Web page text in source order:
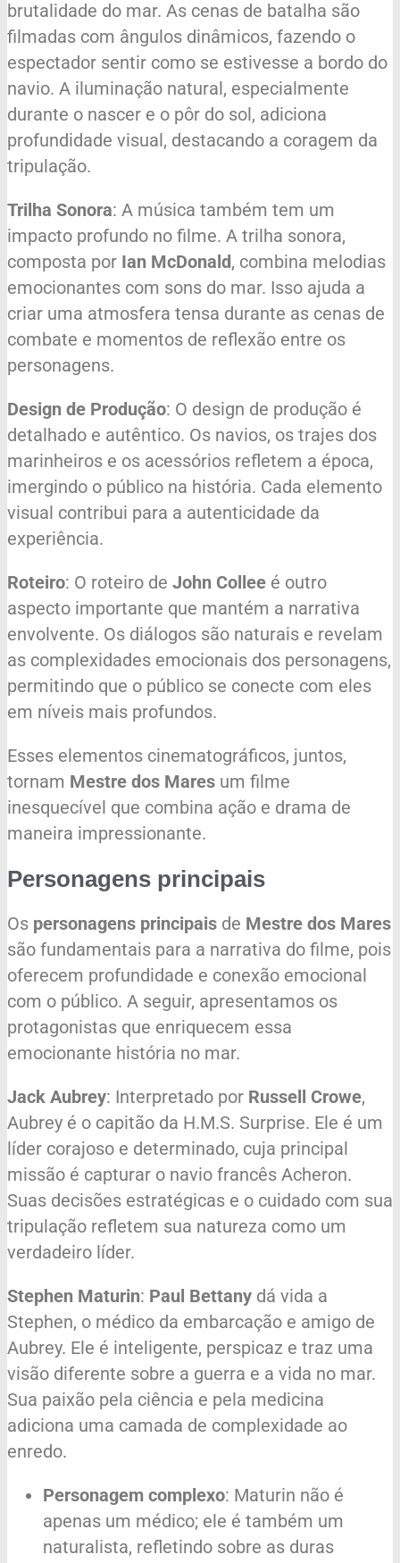
brutalidade do mar. As cenas de batalha são
filmadas com ângulos dinâmicos, fazendo o
espectador sentir como se estivesse a bordo do
navio. A iluminação natural, especialmente
durante o nascer e o pôr do sol, adiciona
profundidade visual, destacando a coragem da
tripulação.
Trilha Sonora: A música também tem um
impacto profundo no filme. A trilha sonora,
composta por Ian McDonald, combina melodias
emocionantes com sons do mar. Isso ajuda a
criar uma atmosfera tensa durante as cenas de
combate e momentos de reflexão entre os
personagens.
Design de Produção: O design de produção é
detalhado e autêntico. Os navios, os trajes dos
marinheiros e os acessórios refletem a época,
imergindo o público na história. Cada elemento
visual contribui para a autenticidade da
experiência.
Roteiro: O roteiro de John Collee é outro
aspecto importante que mantém a narrativa
envolvente. Os diálogos são naturais e revelam
as complexidades emocionais dos personagens,
permitindo que o público se conecte com eles
em níveis mais profundos.
Esses elementos cinematográficos, juntos,
tornam Mestre dos Mares um filme
inesquecível que combina ação e drama de
maneira impressionante.
Personagens principais
Os personagens principais de Mestre dos Mares
são fundamentais para a narrativa do filme, pois
oferecem profundidade e conexão emocional
com o público. A seguir, apresentamos os
protagonistas que enriquecem essa
emocionante história no mar.
Jack Aubrey: Interpretado por Russell Crowe,
Aubrey é o capitão da H.M.S. Surprise. Ele é um
líder corajoso e determinado, cuja principal
missão é capturar o navio francês Acheron.
Suas decisões estratégicas e o cuidado com sua
tripulação refletem sua natureza como um
verdadeiro líder.
Stephen Maturin: Paul Bettany dá vida a
Stephen, o médico da embarcação e amigo de
Aubrey. Ele é inteligente, perspicaz e traz uma
visão diferente sobre a guerra e a vida no mar.
Sua paixão pela ciência e pela medicina
adiciona uma camada de complexidade ao
enredo.
Personagem complexo: Maturin não é
apenas um médico; ele é também um
naturalista, refletindo sobre as duras